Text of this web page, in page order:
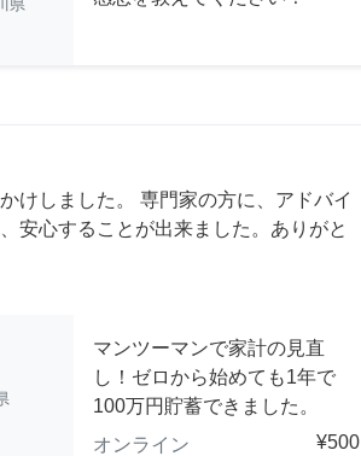
県
けしました。 専門家の方に、アドバイ
安心することが出来ました。ありがと
マンツーマンで家計の見直
し！ゼロから始めても1年で
100万円貯蓄できました。
オンライン
¥500